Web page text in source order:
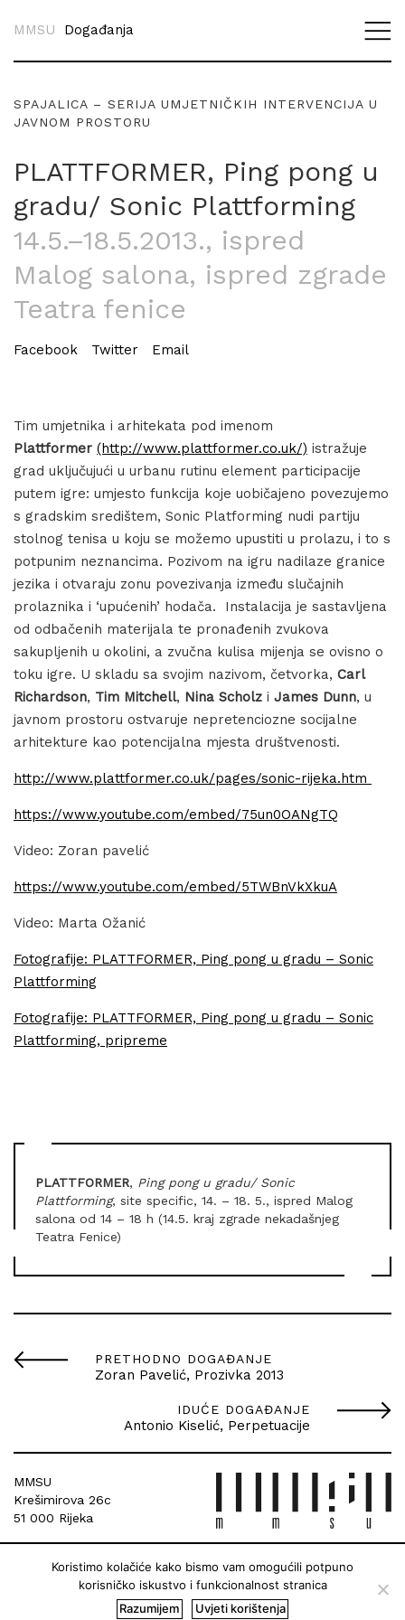
MMSU Događanja
SPAJALICA – SERIJA UMJETNIČKIH INTERVENCIJA U
JAVNOM PROSTORU
PLATTFORMER, Ping pong u
gradu/ Sonic Plattforming
14.5.–18.5.2013., ispred
Malog salona, ispred zgrade
Teatra fenice
Facebook Twitter Email
Tim umjetnika i arhitekata pod imenom
Plattformer (http://www.plattformer.co.uk/) istražuje
grad uključujući u urbanu rutinu element participacije
putem igre: umjesto funkcija koje uobičajeno povezujemo
s gradskim središtem, Sonic Platforming nudi partiju
stolnog tenisa u koju se možemo upustiti u prolazu, i to s
potpunim neznancima. Pozivom na igru nadilaze granice
jezika i otvaraju zonu povezivanja između slučajnih
prolaznika i ‘upućenih’ hodača. Instalacija je sastavljena
od odbačenih materijala te pronađenih zvukova
sakupljenih u okolini, a zvučna kulisa mijenja se ovisno o
toku igre. U skladu sa svojim nazivom, četvorka, Carl
Richardson, Tim Mitchell, Nina Scholz i James Dunn, u
javnom prostoru ostvaruje nepretenciozne socijalne
arhitekture kao potencijalna mjesta društvenosti.
http://www.plattformer.co.uk/pages/sonic-rijeka.htm
https://www.youtube.com/embed/75un0OANgTQ
Video: Zoran pavelić
https://www.youtube.com/embed/5TWBnVkXkuA
Video: Marta Ožanić
Fotografije: PLATTFORMER, Ping pong u gradu – Sonic
Plattforming
Fotografije: PLATTFORMER, Ping pong u gradu – Sonic
Plattforming, pripreme
PLATTFORMER, Ping pong u gradu/ Sonic
Plattforming, site specific, 14. – 18. 5., ispred Malog
salona od 14 – 18 h (14.5. kraj zgrade nekadašnjeg
Teatra Fenice)
PRETHODNO DOGAĐANJE
Zoran Pavelić, Prozivka 2013
IDUĆE DOGAĐANJE
Antonio Kiselić, Perpetuacije
MMSU
Krešimirova 26c
51 000 Rijeka
Koristimo kolačiće kako bismo vam omogućili potpuno
korisničko iskustvo i funkcionalnost stranica
Razumijem
Uvjeti korištenja